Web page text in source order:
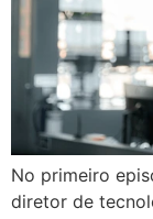
No primeiro
diretor de